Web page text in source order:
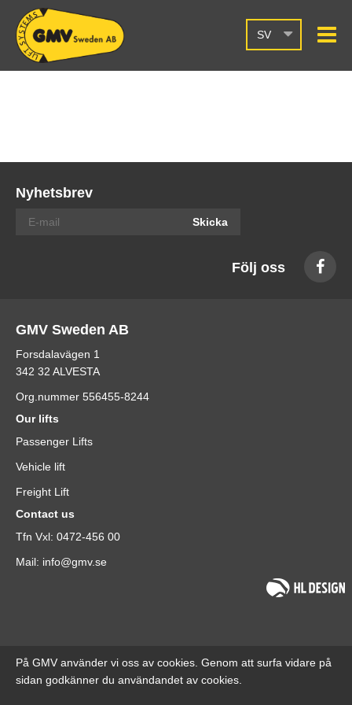
SV
Nyhetsbrev
Skicka
Följ oss
GMV Sweden AB
Forsdalavägen 1
342 32 ALVESTA
Org.nummer 556455-8244
Our lifts
Passenger Lifts
Vehicle lift
Freight Lift
Contact us
Tfn Vxl: 0472-456 00
Mail: info@gmv.se
På GMV använder vi oss av cookies. Genom att surfa vidare på
sidan godkänner du användandet av cookies.